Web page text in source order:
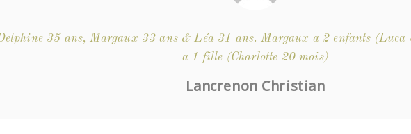
35 ans, Margaux 33 ans & Léa 31 ans. Margaux a 2 enfants (Luca
a 1 fille (Charlotte 20 mois)
Lancrenon Christian